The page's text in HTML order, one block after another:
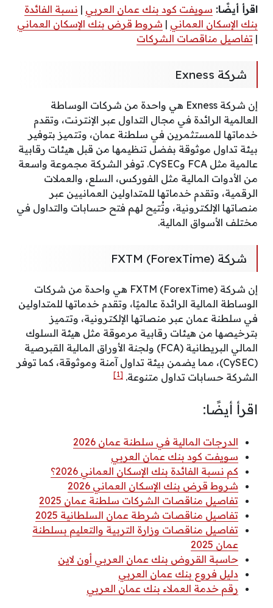
اقرأ أيضًا: سويفت كود بنك عمان العربي | نسبة الفائدة
بنك الإسكان العماني | شروط قرض بنك الإسكان العماني
| تفاصيل مناقصات الشركات
شركة Exness
إن شركة Exness هي واحدة من شركات الوساطة
العالمية الرائدة في مجال التداول عبر الإنترنت، وتقدم
خدماتها للمستثمرين في سلطنة عمان، وتتميز بتوفير
بيئة تداول موثوقة بفضل تنظيمها من قبل هيئات رقابية
عالمية مثل FCA وCySEC. توفر الشركة مجموعة واسعة
من الأدوات المالية مثل الفوركس، السلع، والعملات
الرقمية، وتقدم خدماتها للمتداولين العمانيين عبر
منصاتها الإلكترونية، وتُتيح لهم فتح حسابات والتداول في
مختلف الأسواق المالية.
شركة FXTM (ForexTime)
إن شركة FXTM (ForexTime) هي واحدة من شركات
الوساطة المالية الرائدة عالميًا، وتقدم خدماتها للمتداولين
في سلطنة عمان عبر منصاتها الإلكترونية، وتتميز
بترخيصها من هيئات رقابية مرموقة مثل هيئة السلوك
المالي البريطانية (FCA) ولجنة الأوراق المالية القبرصية
(CySEC)، مما يضمن بيئة تداول آمنة وموثوقة، كما توفر
الشركة حسابات تداول متنوعة. [1]
اقرأ أيضًا:
الدرجات المالية في سلطنة عمان 2026
سويفت كود بنك عمان العربي
كم نسبة الفائدة بنك الإسكان العماني 2026؟
شروط قرض بنك الإسكان العماني 2026
تفاصيل مناقصات الشركات سلطنة عمان 2025
تفاصيل مناقصات شرطة عمان السلطانية 2025
تفاصيل مناقصات وزارة التربية والتعليم بسلطنة
عمان 2025
حاسبة القروض بنك عمان العربي أون لاين
دليل فروع بنك عمان العربي
رقم خدمة العملاء بنك عمان العربي